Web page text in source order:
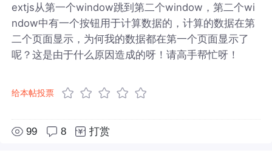
extjs从第一个window跳到第二个window，第二个wi
ndow中有一个按钮用于计算数据的，计算的数据在第
二个页面显示，为何我的数据都在第一个页面显示了
呢？这是由于什么原因造成的呀！请高手帮忙呀！
给本帖投票
99 8 打赏